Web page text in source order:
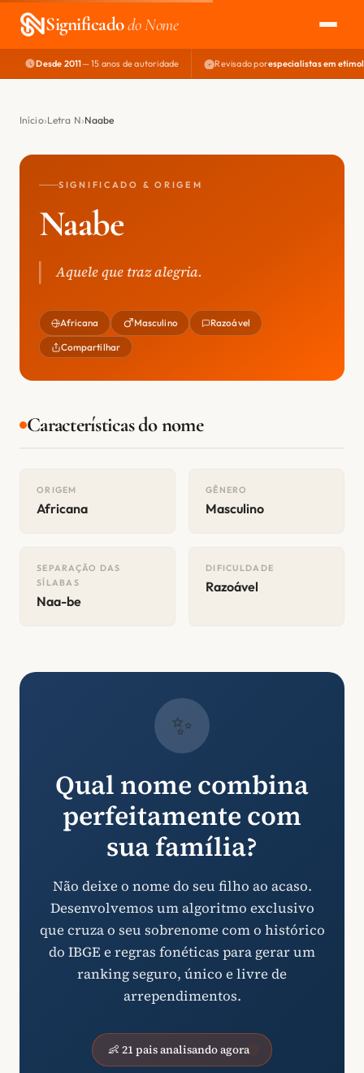
Significadodo Nome
EXPLORAR
NOME PERFEITO
Desde 2011— 15 anos de autoridade Revisado porespecialistas em
Início Letra N Naabe
SIGNIFICADO & ORIGEM
Naabe
Aquele que traz alegria.
Africana Masculino Razoável
Compartilhar
Características do nome
ORIGEM
Africana
GÊNERO
Masculino
SEPARAÇÃO DAS
SÍLABAS
Naa-be
DIFICULDADE
Razoável
✨
Qual nome combina
perfeitamente com
sua família?
Não deixe o nome do seu filho ao acaso.
Desenvolvemos um algoritmo exclusivo
que cruza o seu sobrenome com o histórico
do IBGE e regras fonéticas para gerar um
ranking seguro, único e livre de
arrependimentos.
👶 21 pais analisando agora